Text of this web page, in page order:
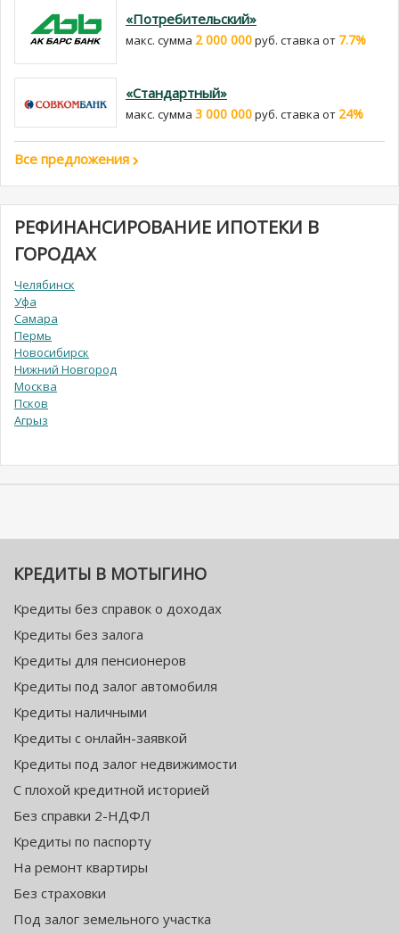
«Потребительский»
макс. сумма 2 000 000руб. cтавка от 7.7%
«Стандартный»
макс. сумма 3 000 000руб. cтавка от 24%
Все предложения
РЕФИНАНСИРОВАНИЕ ИПОТЕКИ В
ГОРОДАХ
Челябинск
Уфа
Самара
Пермь
Новосибирск
Нижний Новгород
Москва
Псков
Агрыз
КРЕДИТЫ В МОТЫГИНО
Кредиты без справок о доходах
Кредиты без залога
Кредиты для пенсионеров
Кредиты под залог автомобиля
Кредиты наличными
Кредиты с онлайн-заявкой
Кредиты под залог недвижимости
С плохой кредитной историей
Без справки 2-НДФЛ
Кредиты по паспорту
На ремонт квартиры
Без страховки
Под залог земельного участка